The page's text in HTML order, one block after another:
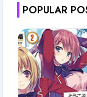
POPULAR